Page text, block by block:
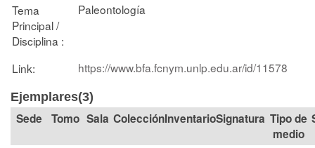
Tema
Principal /
Disciplina :
Paleontología
Link: https://www.bfa.fcnym.unlp.edu.ar/id/11578
Ejemplares(3)
Tomo Sala Colección Signatura Tipo de
medio